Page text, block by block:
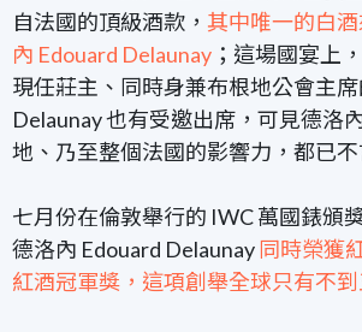
自法國的頂級酒款， 其中唯一的白
內 Edouard Delaunay ；這場國宴上
現任莊主、同時身兼布根地公會主
Delaunay 也有受邀出席，可見德洛
地、乃至整個法國的影響力，都已不
七月份在倫敦舉行的 IWC 萬國錶頒
德洛內 Edouard Delaunay同時榮獲
紅酒冠軍獎，這項創舉全球只有不到